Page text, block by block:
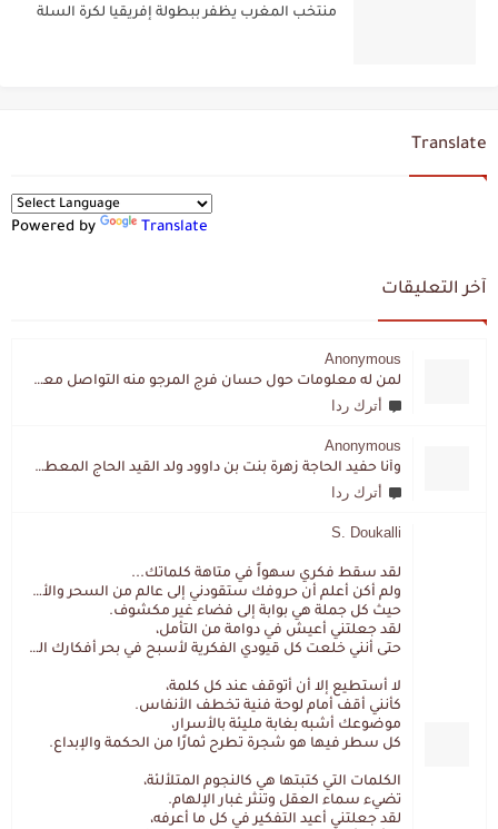
منتخب المغرب يظفر ببطولة إفريقيا لكرة السلة
Translate
Powered by Translate
آخر التعليقات
Anonymous
لمن له معلومات حول حسان فرج المرجو منه التواصل معي لقد اختفى تماما و كانت لي به علاقة تواصل خاصة
أترك ردا
Anonymous
وأنا حفيد الحاجة زهرة بنت بن داوود ولد القيد الحاج المعطي المزمزي . ولا نمتلك من إرثه شيئا .
أترك ردا
S. Doukalli
لقد سقط فكري سهواً في متاهة كلماتك...
ولم أكن أعلم أن حروفك ستقودني إلى عالم من السحر والألغاز،
حيث كل جملة هي بوابة إلى فضاء غير مكشوف.
لقد جعلتني أعيش في دوامة من التأمل،
حتى أنني خلعت كل قيودي الفكرية لأسبح في بحر أفكارك العميق.
لا أستطيع إلا أن أتوقف عند كل كلمة،
كأنني أقف أمام لوحة فنية تخطف الأنفاس.
موضوعك أشبه بغابة مليئة بالأسرار،
كل سطر فيها هو شجرة تطرح ثمارًا من الحكمة والإبداع.
الكلمات التي كتبتها هي كالنجوم المتلألئة،
تضيء سماء العقل وتنثر غبار الإلهام.
لقد جعلتني أعيد التفكير في كل ما أعرفه،